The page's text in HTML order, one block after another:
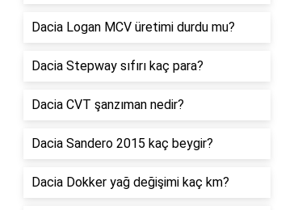
Dacia Logan MCV üretimi durdu mu?
Dacia Stepway sıfırı kaç para?
Dacia CVT şanzıman nedir?
Dacia Sandero 2015 kaç beygir?
Dacia Dokker yağ değişimi kaç km?